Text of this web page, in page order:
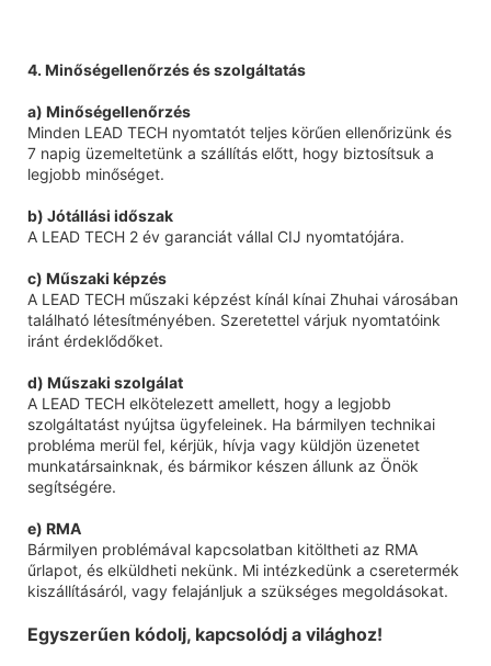
4. Minőségellenőrzés és szolgáltatás
a) Minőségellenőrzés
Minden LEAD TECH nyomtatót teljes körűen ellenőrizünk és
7 napig üzemeltetünk a szállítás előtt, hogy biztosítsuk a
legjobb minőséget.
b) Jótállási időszak
A LEAD TECH 2 év garanciát vállal CIJ nyomtatójára.
c) Műszaki képzés
A LEAD TECH műszaki képzést kínál kínai Zhuhai városában
található létesítményében. Szeretettel várjuk nyomtatóink
iránt érdeklődőket.
d) Műszaki szolgálat
A LEAD TECH elkötelezett amellett, hogy a legjobb
szolgáltatást nyújtsa ügyfeleinek. Ha bármilyen technikai
probléma merül fel, kérjük, hívja vagy küldjön üzenetet
munkatársainknak, és bármikor készen állunk az Önök
segítségére.
e) RMA
Bármilyen problémával kapcsolatban kitöltheti az RMA
űrlapot, és elküldheti nekünk. Mi intézkedünk a cseretermék
kiszállításáról, vagy felajánljuk a szükséges megoldásokat.
Egyszerűen kódolj, kapcsolódj a világhoz!